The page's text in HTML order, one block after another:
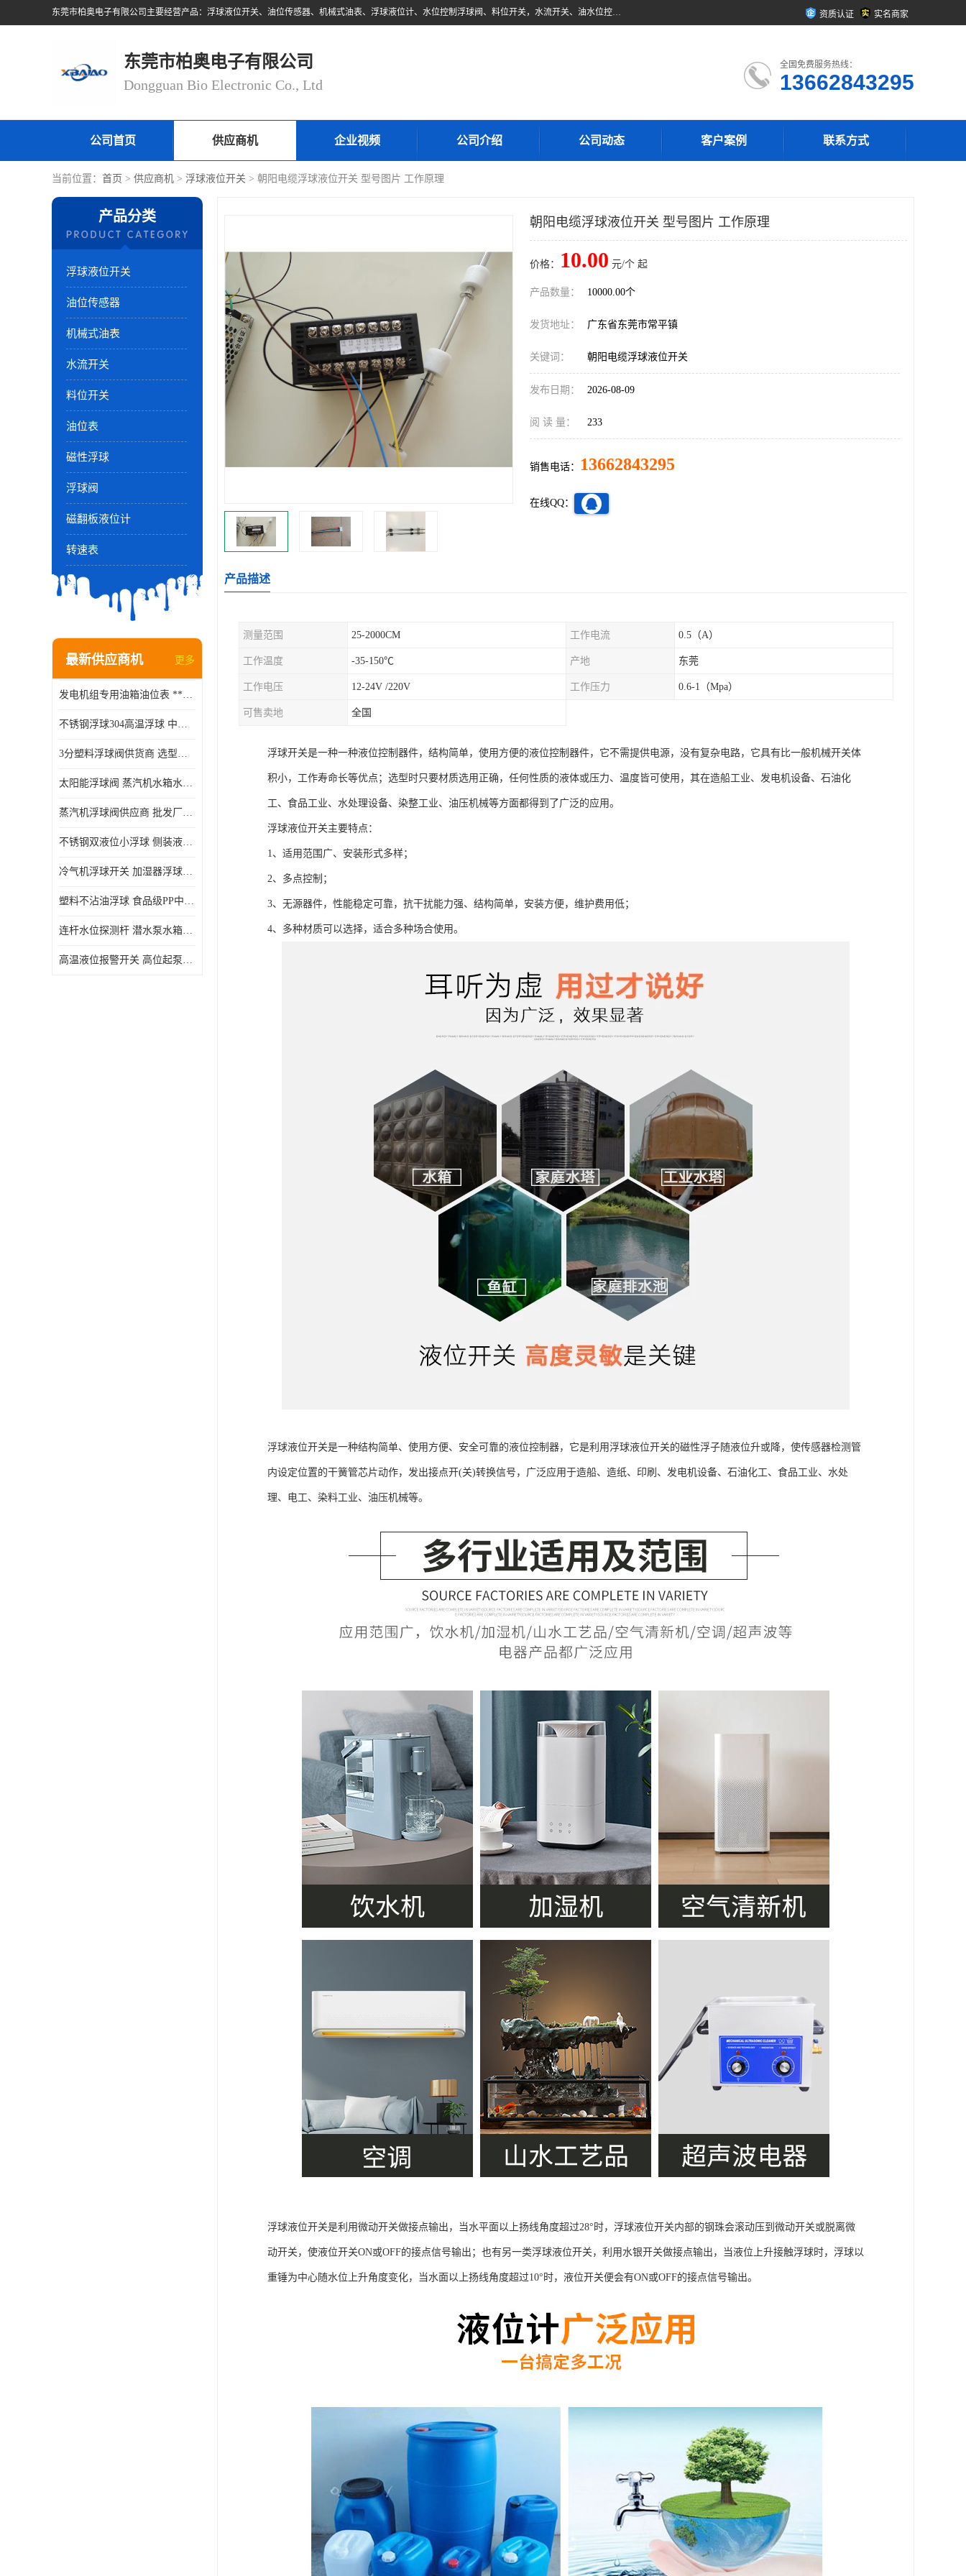
东莞市柏奥电子有限公司主要经营产品：浮球液位开关、油位传感器、机械式油表、浮球液位计、水位控制浮球阀、料位开关，水流开关、油水位控制配套仪表等。柏奥电子，您可信赖的合作伙伴 资质认证 实名商家
东莞市柏奥电子有限公司
Dongguan Bio Electronic Co., Ltd
全国免费服务热线：
13662843295
公司首页 供应商机 企业视频 公司介绍 公司动态 客户案例 联系方式
当前位置： 首页 > 供应商机 > 浮球液位开关 > 朝阳电缆浮球液位开关 型号图片 工作原理
产品分类
浮球液位开关
油位传感器
机械式油表
水流开关
料位开关
油位表
磁性浮球
浮球阀
磁翻板液位计
转速表
最新供应商机 更多
发电机组专用油箱油位表 **指针式机械式油表
不锈钢浮球304高温浮球 中空磁性浮球 规格齐全
3分塑料浮球阀供货商 选型说明
太阳能浮球阀 蒸汽机水箱水位控制阀 规格齐全
蒸汽机浮球阀供应商 批发厂家 支持定制
不锈钢双液位小浮球 侧装液位开关 金属304/316材质
冷气机浮球开关 加湿器浮球磁环 闪电发货
塑料不沾油浮球 食品级PP中空浮球302514
连杆水位探测杆 潜水泵水箱水位控制器 非标定制
高温液位报警开关 高位起泵低水位停泵 不锈钢浮球开关
朝阳电缆浮球液位开关 型号图片 工作原理
价格： 10.00 元/个 起
产品数量： 10000.00个
发货地址： 广东省东莞市常平镇
关键词： 朝阳电缆浮球液位开关
发布日期： 2026-08-09
阅 读 量： 233
销售电话： 13662843295
在线QQ：
产品描述
测量范围 25-2000CM 工作电流 0.5（A）
工作温度 -35-150℃ 产地 东莞
工作电压 12-24V /220V 工作压力 0.6-1（Mpa）
可售卖地 全国
浮球开关是一种一种液位控制器件，结构简单，使用方便的液位控制器件，它不需提供电源，没有复杂电路，它具有比一般机械开关体
积小，工作寿命长等优点；选型时只要材质选用正确，任何性质的液体或压力、温度皆可使用，其在造船工业、发电机设备、石油化
工、食品工业、水处理设备、染整工业、油压机械等方面都得到了广泛的应用。
浮球液位开关主要特点：
1、适用范围广、安装形式多样；
2、多点控制；
3、无源器件，性能稳定可靠，抗干扰能力强、结构简单，安装方便，维护费用低；
4、多种材质可以选择，适合多种场合使用。
浮球液位开关是一种结构简单、使用方便、安全可靠的液位控制器，它是利用浮球液位开关的磁性浮子随液位升或降，使传感器检测管
内设定位置的干簧管芯片动作，发出接点开(关)转换信号，广泛应用于造船、造纸、印刷、发电机设备、石油化工、食品工业、水处
理、电工、染料工业、油压机械等。
浮球液位开关是利用微动开关做接点输出，当水平面以上扬线角度超过28°时，浮球液位开关内部的钢珠会滚动压到微动开关或脱离微
动开关，使液位开关ON或OFF的接点信号输出；也有另一类浮球液位开关，利用水银开关做接点输出，当液位上升接触浮球时，浮球以
重锤为中心随水位上升角度变化，当水面以上扬线角度超过10°时，液位开关便会有ON或OFF的接点信号输出。